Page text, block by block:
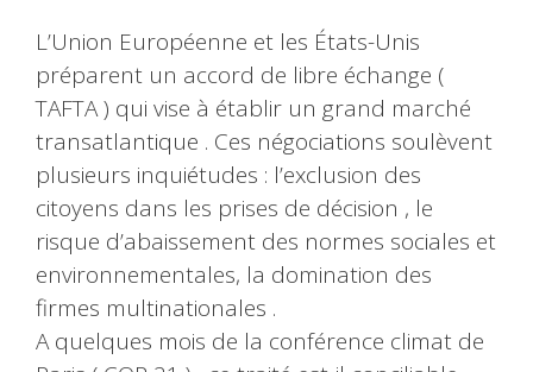
L’Union Européenne et les États-Unis
préparent un accord de libre échange (
TAFTA ) qui vise à établir un grand marché
transatlantique . Ces négociations soulèvent
plusieurs inquiétudes : l’exclusion des
citoyens dans les prises de décision , le
risque d’abaissement des normes sociales et
environnementales, la domination des
firmes multinationales .
A quelques mois de la conférence climat de